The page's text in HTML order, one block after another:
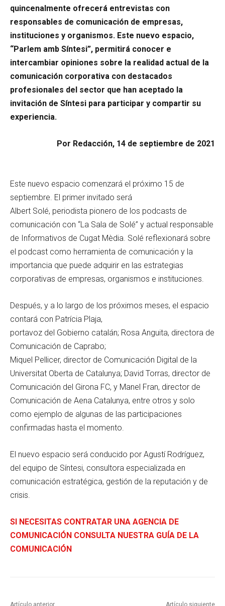
quincenalmente ofrecerá entrevistas con
responsables de comunicación de empresas,
instituciones y organismos. Este nuevo espacio,
“Parlem amb Síntesi”, permitirá conocer e
intercambiar opiniones sobre la realidad actual de la
comunicación corporativa con destacados
profesionales del sector que han aceptado la
invitación de Síntesi para participar y compartir su
experiencia.
Por Redacción, 14 de septiembre de 2021
Este nuevo espacio comenzará el próximo 15 de
septiembre. El primer invitado será
Albert Solé, periodista pionero de los podcasts de
comunicación con “La Sala de Solé” y actual responsable
de Informativos de Cugat Mèdia. Solé reflexionará sobre
el podcast como herramienta de comunicación y la
importancia que puede adquirir en las estrategias
corporativas de empresas, organismos e instituciones.
Después, y a lo largo de los próximos meses, el espacio
contará con Patrícia Plaja,
portavoz del Gobierno catalán; Rosa Anguita, directora de
Comunicación de Caprabo;
Miquel Pellicer, director de Comunicación Digital de la
Universitat Oberta de Catalunya; David Torras, director de
Comunicación del Girona FC, y Manel Fran, director de
Comunicación de Aena Catalunya, entre otros y solo
como ejemplo de algunas de las participaciones
confirmadas hasta el momento.
El nuevo espacio será conducido por Agustí Rodríguez,
del equipo de Síntesi, consultora especializada en
comunicación estratégica, gestión de la reputación y de
crisis.
SI NECESITAS CONTRATAR UNA AGENCIA DE
COMUNICACIÓN CONSULTA NUESTRA GUÍA DE LA
COMUNICACIÓN
Artículo anterior Artículo siguiente